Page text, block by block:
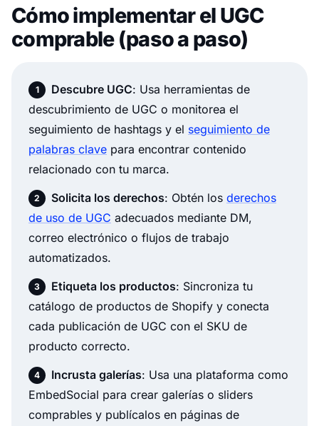
Cómo implementar el UGC
comprable (paso a paso)
Descubre UGC: Usa herramientas de
descubrimiento de UGC o monitorea el
seguimiento de hashtags y el seguimiento de
palabras clave para encontrar contenido
relacionado con tu marca.
Solicita los derechos: Obtén los derechos
de uso de UGC adecuados mediante DM,
correo electrónico o flujos de trabajo
automatizados.
Etiqueta los productos: Sincroniza tu
catálogo de productos de Shopify y conecta
cada publicación de UGC con el SKU de
producto correcto.
Incrusta galerías: Usa una plataforma como
EmbedSocial para crear galerías o sliders
comprables y publícalos en páginas de